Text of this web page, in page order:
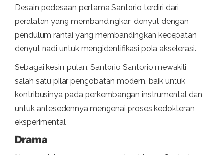
Desain pedesaan pertama Santorio terdiri dari
peralatan yang membandingkan denyut dengan
pendulum rantai yang membandingkan kecepatan
denyut nadi untuk mengidentifikasi pola akselerasi.
Sebagai kesimpulan, Santorio Santorio mewakili
salah satu pilar pengobatan modern, baik untuk
kontribusinya pada perkembangan instrumental dan
untuk antesedennya mengenai proses kedokteran
eksperimental.
Drama